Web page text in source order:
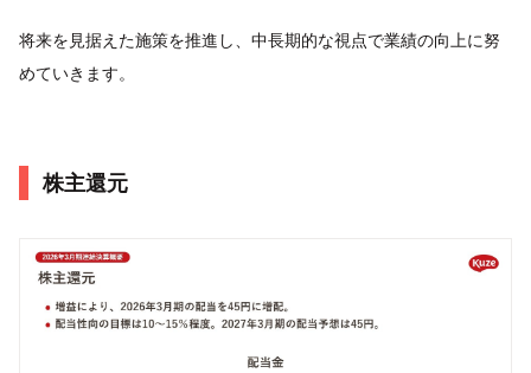
将来を見据えた施策を推進し、中長期的な視点で業績の向上に努
めていきます。
株主還元